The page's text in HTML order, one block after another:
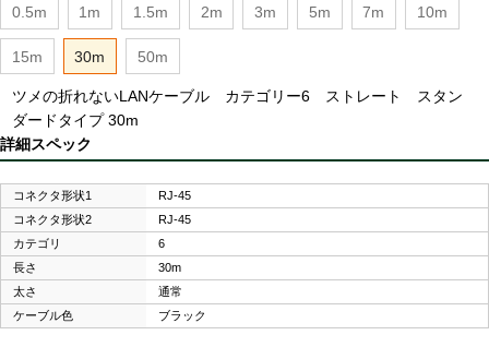
0.5m
1m 1.5m 2m 3m 5m 7m 10m
15m 30m 50m
ツメの折れないLANケーブル カテゴリー6 ストレート スタン
ダードタイプ 30m
詳細スペック
コネクタ形状1
RJ-45
コネクタ形状2
RJ-45
カテゴリ
6
長さ
30m
太さ
通常
ケーブル色
ブラック